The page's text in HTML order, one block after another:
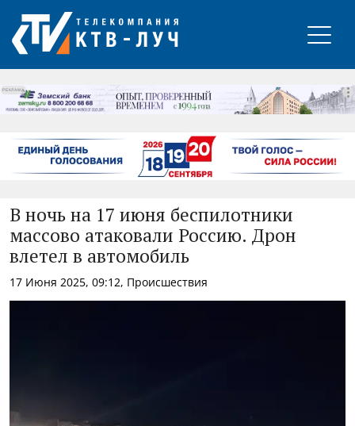
РЕКЛАМА
В ночь на 17 июня беспилотники
массово атаковали Россию. Дрон
влетел в автомобиль
17 Июня 2025, 09:12, Происшествия